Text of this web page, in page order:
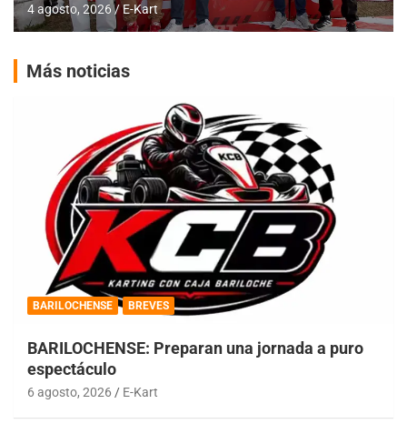
4 agosto, 2026 E-Kart
Más noticias
BARILOCHENSE BREVES
BARILOCHENSE: Preparan una jornada a puro
espectáculo
6 agosto, 2026 E-Kart